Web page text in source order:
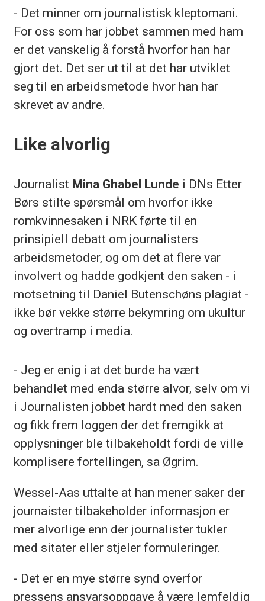
- Det minner om journalistisk kleptomani.
For oss som har jobbet sammen med ham
er det vanskelig å forstå hvorfor han har
gjort det. Det ser ut til at det har utviklet
seg til en arbeidsmetode hvor han har
skrevet av andre.
Like alvorlig
Journalist Mina Ghabel Lunde i DNs Etter
Børs stilte spørsmål om hvorfor ikke
romkvinnesaken i NRK førte til en
prinsipiell debatt om journalisters
arbeidsmetoder, og om det at flere var
involvert og hadde godkjent den saken - i
motsetning til Daniel Butenschøns plagiat -
ikke bør vekke større bekymring om ukultur
og overtramp i media.
- Jeg er enig i at det burde ha vært
behandlet med enda større alvor, selv om vi
i Journalisten jobbet hardt med den saken
og fikk frem loggen der det fremgikk at
opplysninger ble tilbakeholdt fordi de ville
komplisere fortellingen, sa Øgrim.
Wessel-Aas uttalte at han mener saker der
journaister tilbakeholder informasjon er
mer alvorlige enn der journalister tukler
med sitater eller stjeler formuleringer.
- Det er en mye større synd overfor
pressens ansvarsoppgave å være lemfeldig